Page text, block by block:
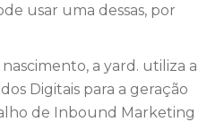
usar uma dessas, por
a yard. utiliza a
Digitais para a geração
de Inbound Marketing